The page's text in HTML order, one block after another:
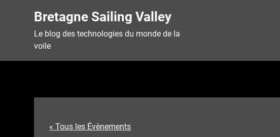
Bretagne Sailing Valley
Le blog des technologies du monde de la
voile
« Tous les Évènements